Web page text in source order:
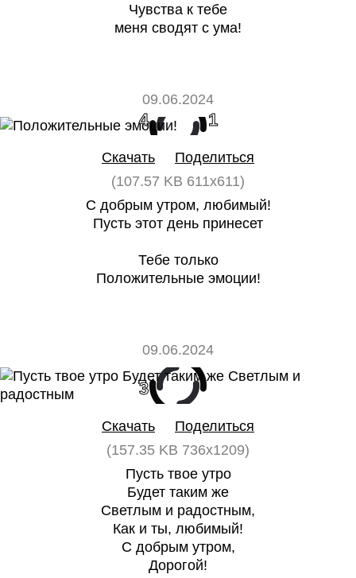
Чувства к тебе
меня сводят с ума!
09.06.2024
4 1
Скачать
Поделиться
(107.57 KB 611x611)
С добрым утром, любимый!
Пусть этот день принесет
Тебе только
Положительные эмоции!
09.06.2024
3
Скачать
Поделиться
(157.35 KB 736x1209)
Пусть твое утро
Будет таким же
Светлым и радостным,
Как и ты, любимый!
С добрым утром,
Дорогой!